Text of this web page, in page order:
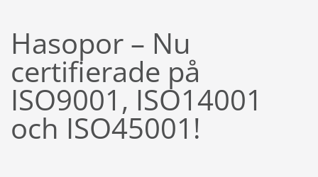
Hasopor – Nu
certifierade på
ISO9001, ISO14001
och ISO45001!